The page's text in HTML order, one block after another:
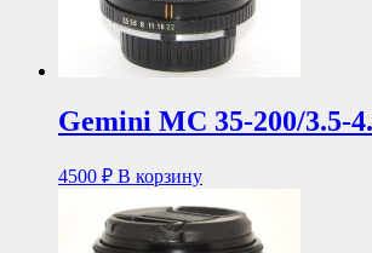
Gemini MC 35-200/3.5-
4500 ₽ В корзину